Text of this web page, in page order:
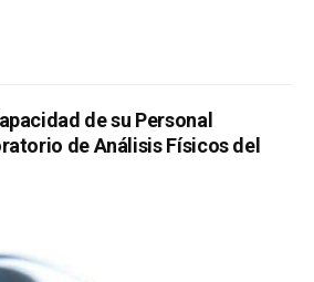
de su Personal
de Análisis Físicos del